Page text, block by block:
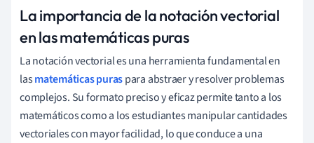
La importancia de la notación vectorial
en las matemáticas puras
La notación vectorial es una herramienta fundamental en
lasmatemáticas puraspara abstraer y resolver problemas
complejos. Su formato preciso y eficaz permite tanto a los
matemáticos como a los estudiantes manipular cantidades
vectoriales con mayor facilidad, lo que conduce a una